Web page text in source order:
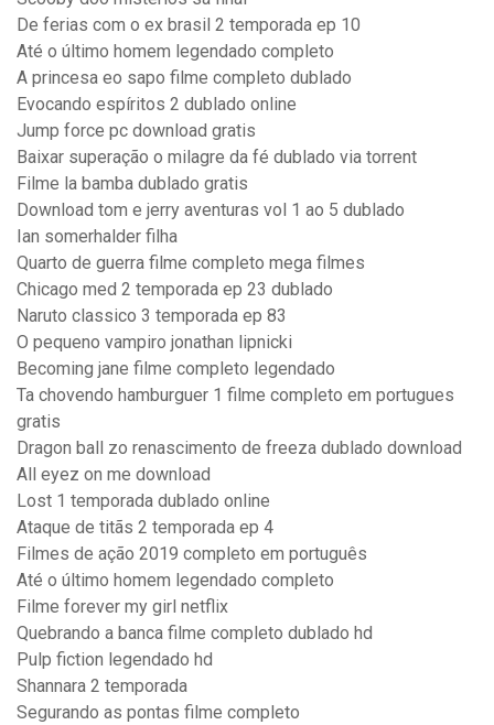
De ferias com o ex brasil 2 temporada ep 10
Até o último homem legendado completo
A princesa eo sapo filme completo dublado
Evocando espíritos 2 dublado online
Jump force pc download gratis
Baixar superação o milagre da fé dublado via torrent
Filme la bamba dublado gratis
Download tom e jerry aventuras vol 1 ao 5 dublado
Ian somerhalder filha
Quarto de guerra filme completo mega filmes
Chicago med 2 temporada ep 23 dublado
Naruto classico 3 temporada ep 83
O pequeno vampiro jonathan lipnicki
Becoming jane filme completo legendado
Ta chovendo hamburguer 1 filme completo em portugues
gratis
Dragon ball zo renascimento de freeza dublado download
All eyez on me download
Lost 1 temporada dublado online
Ataque de titãs 2 temporada ep 4
Filmes de ação 2019 completo em português
Até o último homem legendado completo
Filme forever my girl netflix
Quebrando a banca filme completo dublado hd
Pulp fiction legendado hd
Shannara 2 temporada
Segurando as pontas filme completo